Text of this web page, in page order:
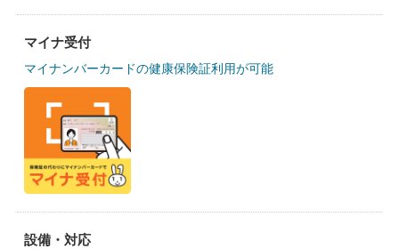
マイナ受付
マイナンバーカードの健康保険証利用が可能
設備・対応